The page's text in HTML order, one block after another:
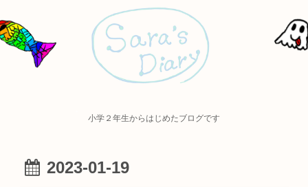
小学２年生からはじめたブログです
2023-01-19